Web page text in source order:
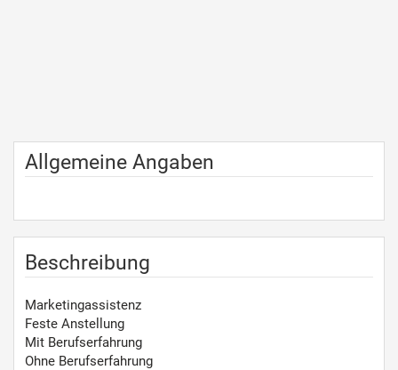
Allgemeine Angaben
Beschreibung
Marketingassistenz
Feste Anstellung
Mit Berufserfahrung
Ohne Berufserfahrung